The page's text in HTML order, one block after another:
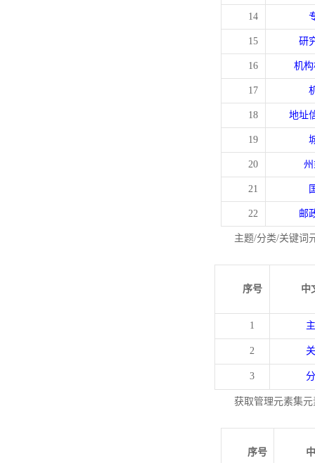
14
15 研
16 机
17
18 地址
19
20
21
22 邮
主题/分类/关键词
序号 中
1
2
3
获取管理元素集
序号